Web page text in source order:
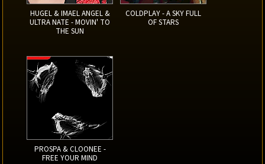
HUGEL & IMAEL ANGEL &
ULTRA NATE - MOVIN' TO
THE SUN
COLDPLAY - A SKY FULL
OF STARS
PROSPA & CLOONEE -
FREE YOUR MIND